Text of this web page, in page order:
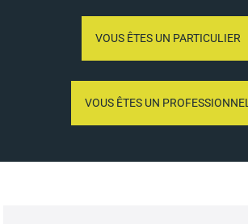
VOUS ÊTES UN PARTICULIER
VOUS ÊTES UN PROFESSIONNEL